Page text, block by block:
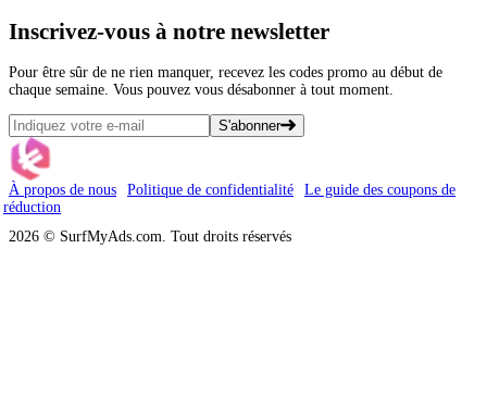
Inscrivez-vous à notre newsletter
Pour être sûr de ne rien manquer, recevez les codes promo au début de
chaque semaine. Vous pouvez vous désabonner à tout moment.
S'abonner
À propos de nous Politique de confidentialité
Le guide des coupons de
réduction
2026 © SurfMyAds.com. Tout droits réservés